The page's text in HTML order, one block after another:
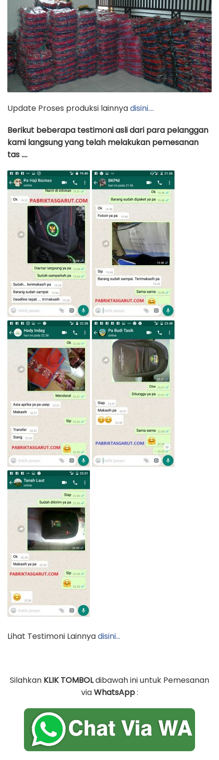
Update Proses produksi lainnyadisini….
Berikut beberapa testimoni asli dari para pelanggan
kami langsung yang telah melakukan pemesanan
tas ….
Lihat Testimoni Lainnyadisini…
Silahkan KLIK TOMBOLdibawah ini untuk Pemesanan
viaWhatsApp: